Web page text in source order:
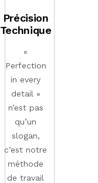
Précision
Technique
«
Perfection
in every
detail »
n’est pas
qu’un
slogan,
c’est notre
méthode
de travail